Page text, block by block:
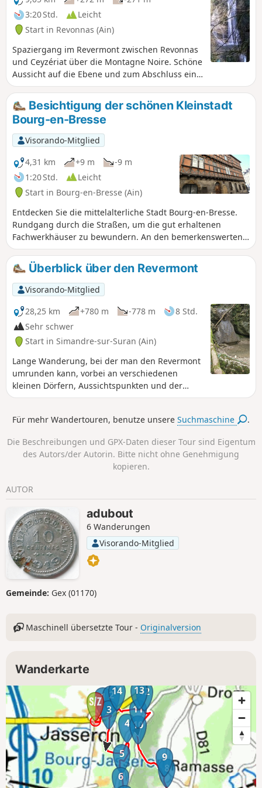
3:20 Std.
Leicht
Start in Revonnas (Ain)
Spaziergang im Revermont zwischen Revonnas
und Ceyzériat über die Montagne Noire. Schöne
Aussicht auf die Ebene und zum Abschluss ein
Abstecher zum Wasserfall von Ceyzériat.
Besichtigung der schönen Kleinstadt
Bourg-en-Bresse
Visorando-Mitglied
4,31 km
+9 m
-9 m
1:20 Std.
Leicht
Start in Bourg-en-Bresse (Ain)
Entdecken Sie die mittelalterliche Stadt Bourg-en-Bresse.
Rundgang durch die Straßen, um die gut erhaltenen
Fachwerkhäuser zu bewundern. An den bemerkenswerten
Fassaden sind Tafeln angebracht, die ihre Geschichte
erklären.Start am Parkplatz des Klosters von Brou, einem
bemerkenswerten Bauwerk, das unbedingt einen Besuch
wert ist.
Überblick über den Revermont
Visorando-Mitglied
28,25 km
+780 m -778 m
8 Std.
Sehr schwer
Start in Simandre-sur-Suran (Ain)
Lange Wanderung, bei der man den Revermont
umrunden kann, vorbei an verschiedenen
kleinen Dörfern, Aussichtspunkten und der
Abtei von Sélignac. Zwei Überquerungen des
Vegetation überwuchert, siehe Bewertungen
Für mehr Wandertouren, benutze unsereSuchmaschine .
Die Beschreibungen und GPX-Daten dieser Tour sind Eigentum
des Autors/der Autorin. Bitte nicht ohne Genehmigung
kopieren.
AUTOR
adubout
6 Wanderungen
Visorando-Mitglied
Gemeinde: Gex (01170)
Maschinell übersetzte Tour - Originalversion
Wanderkarte
1 2
3
4
5
6
8
9
10
11
12
13
14